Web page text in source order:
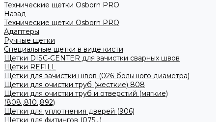
Технические щетки Osborn PRO
Назад
Технические щетки Osborn PRO
Адаптеры
Ручные щетки
Специальные щетки в виде кисти
Щетки DISC-CENTER для зачистки сварных швов
Щетки REFILL
Щетки для зачистки швов (026-большого диаметра)
Щетки для очистки труб (жесткие) 808
Щетки для очистки труб и отверстий (мягкие)
(808.,810.,892)
Щетки для уплотнения дверей (906)
Щетки для фитингов (075...)